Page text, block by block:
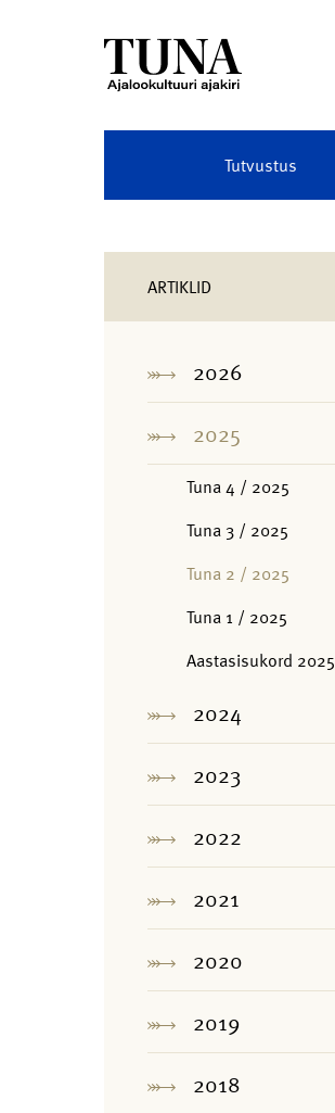
Tutvustus
ARTIKLID
2026
2025
Tuna 4 / 2025
Tuna 3 / 2025
Tuna 2 / 2025
Tuna 1 / 2025
Aastasisukord 2025
2024
2023
2022
2021
2020
2019
2018